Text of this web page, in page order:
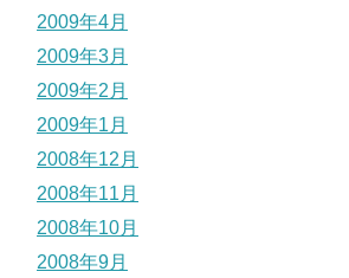
2009年4月
2009年3月
2009年2月
2009年1月
2008年12月
2008年11月
2008年10月
2008年9月